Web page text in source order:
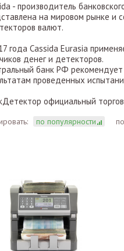
- производитель
на мировом рынке и
валют.
года Cassida Eurasia
денег и детекторов.
банк РФ рекомендует
проведенных
официальный
по популярности